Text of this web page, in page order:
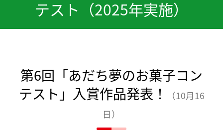
テスト（2025年実施）
第6回「あだち夢のお菓子コン
テスト」入賞作品発表！
（10月16
日）